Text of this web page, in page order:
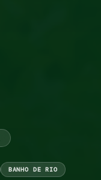
BANHO DE RIO